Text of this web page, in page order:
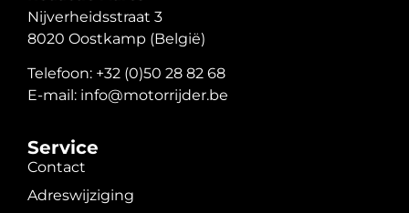
Nijverheidsstraat 3
8020 Oostkamp (België)
Telefoon: +32 (0)50 28 82 68
E-mail: info@motorrijder.be
Service
Contact
Adreswijziging